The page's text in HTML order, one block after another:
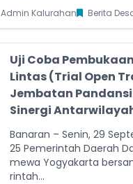
Admin Kalurahan Berita
Uji Coba
Lintas (Trial Open
Jembatan
Sinergi
Banaran – Senin, 29
25 Pemerintah Daerah
mewa Yogyakarta
rintah...